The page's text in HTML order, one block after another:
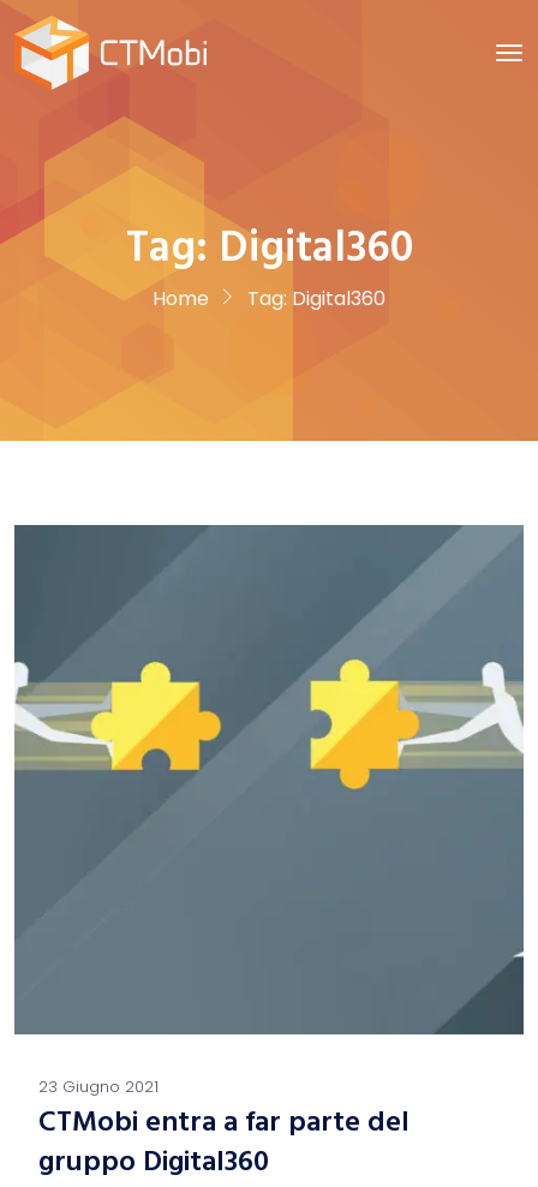
Tag: Digital360
Home Tag: Digital360
23 Giugno 2021
CTMobi entra a far parte del
gruppo Digital360